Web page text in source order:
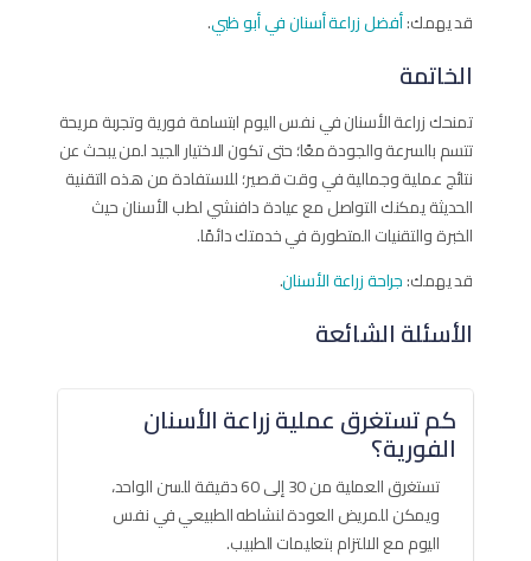
قد يهمك:أفضل زراعة أسنان في أبو ظبي.
الخاتمة
تمنحك زراعة الأسنان في نفس اليوم ابتسامة فورية وتجربة مريحة
تتسم بالسرعة والجودة معًا؛ حتى تكون الاختيار الجيد لمن يبحث عن
نتائج عملية وجمالية في وقت قصير؛ للاستفادة من هذه التقنية
الحديثة يمكنك التواصل مع عيادة دافنشي لطب الأسنان حيث
الخبرة والتقنيات المتطورة في خدمتك دائمًا.
قد يهمك:جراحة زراعة الأسنان.
الأسئلة الشائعة
كم تستغرق عملية زراعة الأسنان
الفورية؟
تستغرق العملية من 30 إلى 60 دقيقة للسن الواحد،
ويمكن للمريض العودة لنشاطه الطبيعي في نفس
اليوم مع الالتزام بتعليمات الطبيب.